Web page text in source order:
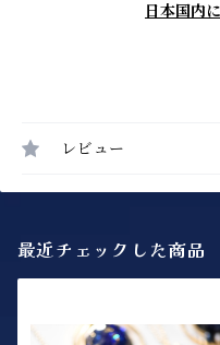
日本国内
レビュー
最近チェックした商品